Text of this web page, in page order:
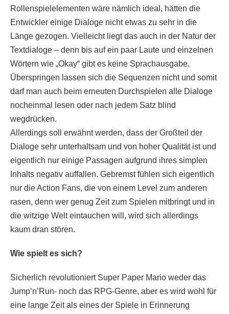
Rollenspielelementen wäre nämlich ideal, hätten die
Entwickler einige Dialoge nicht etwas zu sehr in die
Länge gezogen. Vielleicht liegt das auch in der Natur der
Textdialoge – denn bis auf ein paar Laute und einzelnen
Wörtern wie „Okay“ gibt es keine Sprachausgabe.
Überspringen lassen sich die Sequenzen nicht und somit
darf man auch beim erneuten Durchspielen alle Dialoge
nocheinmal lesen oder nach jedem Satz blind
wegdrücken.
Allerdings soll erwähnt werden, dass der Großteil der
Dialoge sehr unterhaltsam und von hoher Qualität ist und
eigentlich nur einige Passagen aufgrund ihres simplen
Inhalts negativ auffallen. Gebremst fühlen sich eigentlich
nur die Action Fans, die von einem Level zum anderen
rasen, denn wer genug Zeit zum Spielen mitbringt und in
die witzige Welt eintauchen will, wird sich allerdings
kaum dran stören.
Wie spielt es sich?
Sicherlich revolutioniert Super Paper Mario weder das
Jump’n’Run- noch das RPG-Genre, aber es wird wohl für
eine lange Zeit als eines der Spiele in Erinnerung